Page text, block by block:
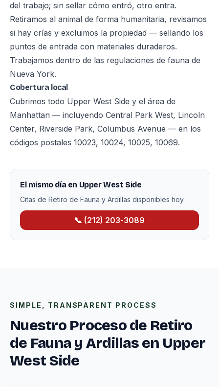
del trabajo; sin sellar cómo entró, otro entra.
Retiramos al animal de forma humanitaria, revisamos
si hay crías y excluimos la propiedad — sellando los
puntos de entrada con materiales duraderos.
Trabajamos dentro de las regulaciones de fauna de
Nueva York.
Cobertura local
Cubrimos todo Upper West Side y el área de
Manhattan — incluyendo Central Park West, Lincoln
Center, Riverside Park, Columbus Avenue — en los
códigos postales 10023, 10024, 10025, 10069.
El mismo día en Upper West Side
Citas de Retiro de Fauna y Ardillas disponibles hoy.
📞 (212) 203-3089
SIMPLE, TRANSPARENT PROCESS
Nuestro Proceso de Retiro
de Fauna y Ardillas en Upper
West Side